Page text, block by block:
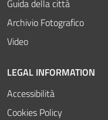
Guida della città
Archivio Fotografico
Video
LEGAL INFORMATION
Accessibilità
Cookies Policy